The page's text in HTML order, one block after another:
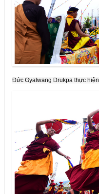
Đức Gyalwang Drukpa thực